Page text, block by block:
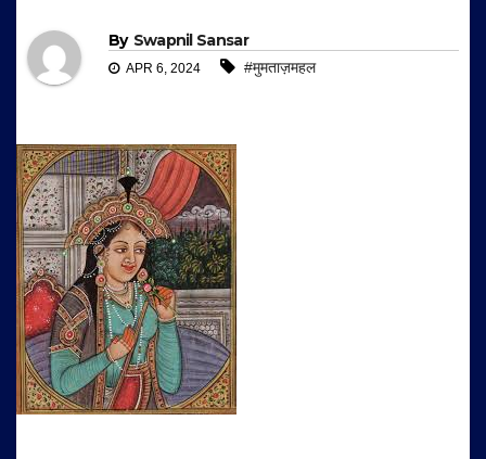
By Swapnil Sansar
APR 6, 2024 #मुमताज़महल